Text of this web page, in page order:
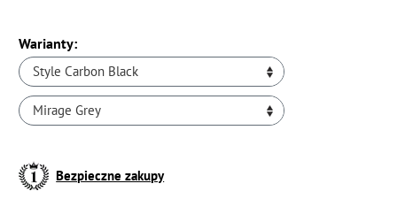
Warianty:
Style Carbon Black
Mirage Grey
Bezpieczne zakupy